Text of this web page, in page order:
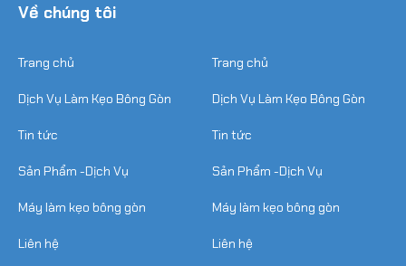
Về chúng tôi
Trang chủ
Dịch Vụ Làm Kẹo Bông Gòn
Tin tức
Sản Phẩm -Dịch Vụ
Máy làm kẹo bông gòn
Liên hệ
Trang chủ
Dịch Vụ Làm Kẹo Bông Gòn
Tin tức
Sản Phẩm -Dịch Vụ
Máy làm kẹo bông gòn
Liên hệ